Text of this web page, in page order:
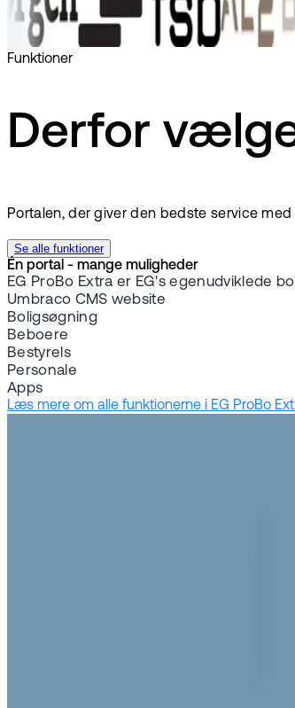
Funktioner
Derfor
Portalen, der giver den bedste service
Se alle funktioner
Én portal - mange muligheder
EG ProBo Extra er EG's egenudviklede
Umbraco CMS website
Boligsøgning
Beboere
Bestyrels
Personale
Apps
Læs mere om alle funktionerne i EG ProBo